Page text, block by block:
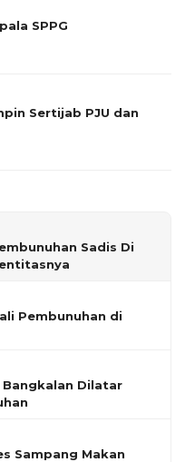
SPPG
Sertijab PJU dan
Sadis Di
Pembunuhan di
Bangkalan Dilatar
Sampang Makan